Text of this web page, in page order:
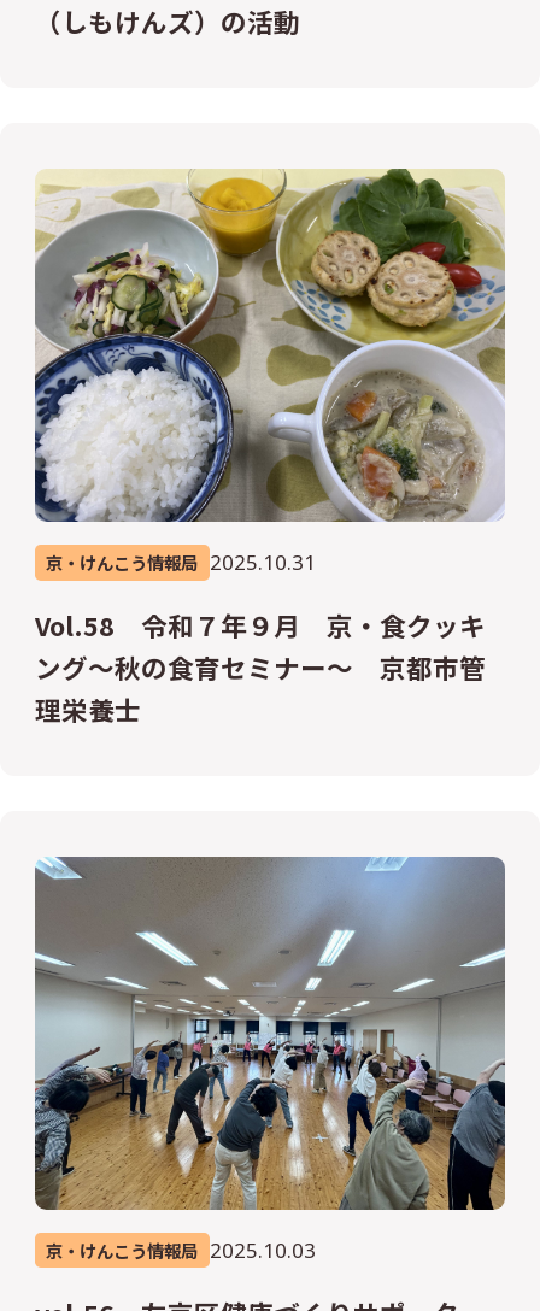
（しもけんズ）の活動
京・けんこう情報局 2025.10.31
Vol.58 令和７年９月 京・食クッキ
ング～秋の食育セミナー～ 京都市管
理栄養士
京・けんこう情報局 2025.10.03